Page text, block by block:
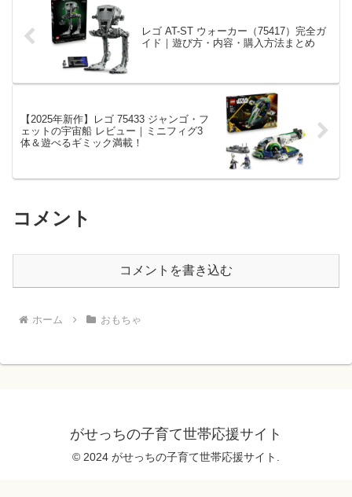
レゴ AT-ST ウォーカー（75417）完全ガ
イド｜遊び方・内容・購入方法まとめ
【2025年新作】レゴ 75433 ジャンゴ・フ
ェットの宇宙船 レビュー｜ミニフィグ3
体＆遊べるギミック満載！
コメント
コメントを書き込む
ホーム おもちゃ
がせっちの子育て世帯応援サイト
© 2024 がせっちの子育て世帯応援サイト.